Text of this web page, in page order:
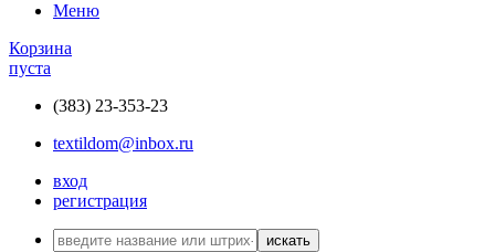
Меню
Корзина
пуста
(383) 23-353-23
textildom@inbox.ru
вход
регистрация
искать